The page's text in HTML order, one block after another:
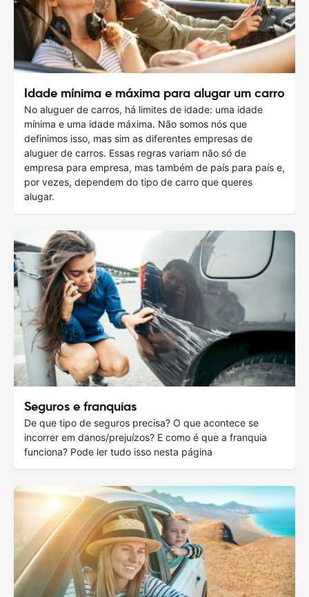
Idade mínima e máxima para alugar um carro
No aluguer de carros, há limites de idade: uma idade
mínima e uma idade máxima. Não somos nós que
definimos isso, mas sim as diferentes empresas de
aluguer de carros. Essas regras variam não só de
empresa para empresa, mas também de país para país e,
por vezes, dependem do tipo de carro que queres
alugar.
Seguros e franquias
De que tipo de seguros precisa? O que acontece se
incorrer em danos/prejuízos? E como é que a franquia
funciona? Pode ler tudo isso nesta página